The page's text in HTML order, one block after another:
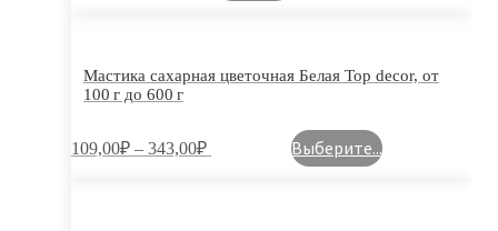
Мастика сахарная цветочная Белая Top decor, от
100 г до 600 г
109,00₽ – 343,00₽ Выберите...